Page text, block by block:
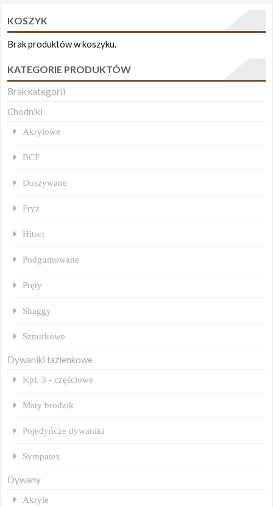
KOSZYK
Brak produktów w koszyku.
KATEGORIE PRODUKTÓW
Brak kategorii
Chodniki
Akrylowe
BCF
Doszywane
Fryz
Hitset
Podgumowane
Pręty
Shaggy
Sznurkowe
Dywaniki łazienkowe
Kpl. 3 - częściowe
Maty brodzik
Pojedyńcze dywaniki
Sympatex
Dywany
Akryle